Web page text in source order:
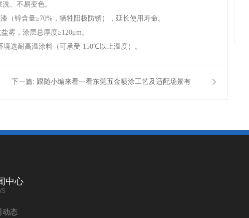
、不易变色。
（锌含量≥70%，牺牲阳极防锈），延长使用寿命。
雾，涂层总厚度≥120μm。
选耐高温涂料（可承受 150℃以上温度）。
下一篇: 跟随小编来看一看东莞五金喷涂工艺及适配场景有
中心
动态